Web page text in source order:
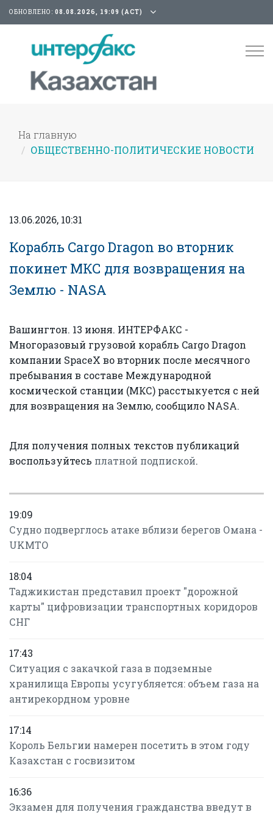
ОБНОВЛЕНО: 08.08.2026, 19:09 (АСТ)
На главную
ОБЩЕСТВЕННО-ПОЛИТИЧЕСКИЕ НОВОСТИ
13.06.2026, 10:31
Корабль Cargo Dragon во вторник
покинет МКС для возвращения на
Землю - NASA
Вашингтон. 13 июня. ИНТЕРФАКС -
Многоразовый грузовой корабль Cargo Dragon
компании SpaceX во вторник после месячного
пребывания в составе Международной
космической станции (МКС) расстыкуется с ней
для возвращения на Землю, сообщило NASA.
Для получения полных текстов публикаций
воспользуйтесь платной подпиской.
19:09
Судно подверглось атаке вблизи берегов Омана -
UKMTO
18:04
Таджикистан представил проект "дорожной
карты" цифровизации транспортных коридоров
СНГ
17:43
Ситуация с закачкой газа в подземные
хранилища Европы усугубляется: объем газа на
антирекордном уровне
17:14
Король Бельгии намерен посетить в этом году
Казахстан с госвизитом
16:36
Экзамен для получения гражданства введут в